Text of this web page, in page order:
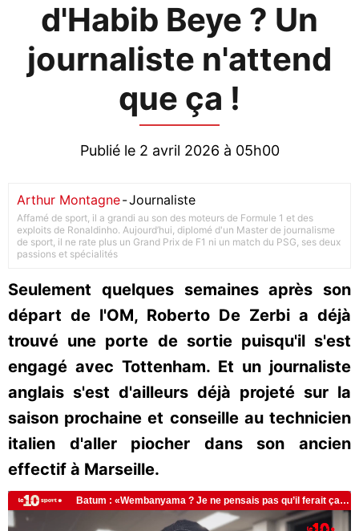
d'Habib Beye ? Un
journaliste n'attend
que ça !
Publié le 2 avril 2026 à 05h00
Arthur Montagne-Journaliste
Affamé de sport, il a grandi au son des moteurs de Formule 1 et des
exploits de Ronaldinho. Aujourd’hui, diplomé d'un Master de journalisme
de sport, il ne rate plus un Grand Prix de F1 ni un match du PSG, ses deux
passions et spécialités
Seulement quelques semaines après son
départ de l'OM, Roberto De Zerbi a déjà
trouvé une porte de sortie puisqu'il s'est
engagé avec Tottenham. Et un journaliste
anglais s'est d'ailleurs déjà projeté sur la
saison prochaine et conseille au technicien
italien d'aller piocher dans son ancien
effectif à Marseille.